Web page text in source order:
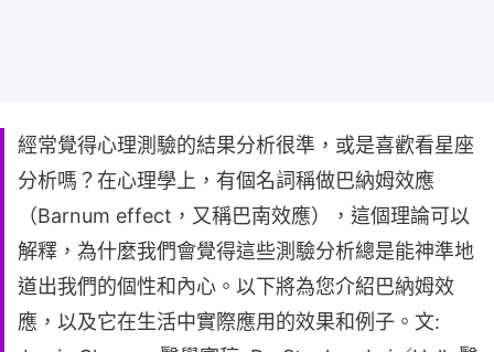
經常覺得心理測驗的結果分析很準，或是喜歡看星座
分析嗎？在心理學上，有個名詞稱做巴納姆效應
（Barnum effect，又稱巴南效應），這個理論可以
解釋，為什麼我們會覺得這些測驗分析總是能神準地
道出我們的個性和內心。以下將為您介紹巴納姆效
應，以及它在生活中實際應用的效果和例子。文: